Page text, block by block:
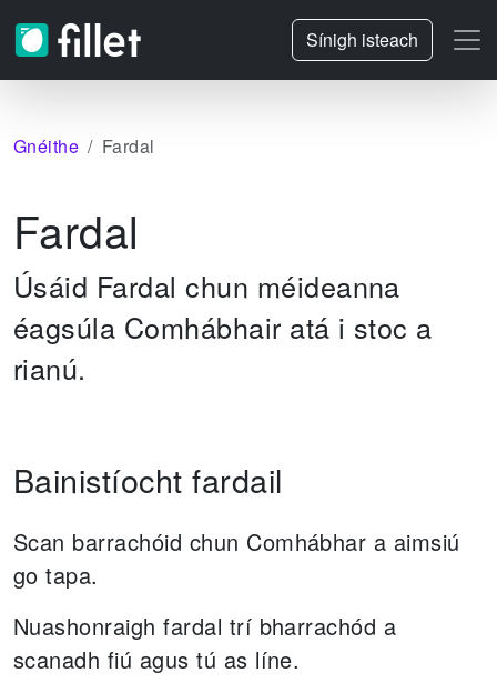
Sínigh isteach
Gnéithe Fardal
Fardal
Úsáid Fardal chun méideanna
éagsúla Comhábhair atá i stoc a
rianú.
Bainistíocht fardail
Scan barrachóid chun Comhábhar a aimsiú
go tapa.
Nuashonraigh fardal trí bharrachód a
scanadh fiú agus tú as líne.